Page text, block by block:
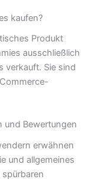
kaufen?
Produkt
ausschließlich
verkauft. Sie sind
und Bewertungen
erwähnen
und allgemeines